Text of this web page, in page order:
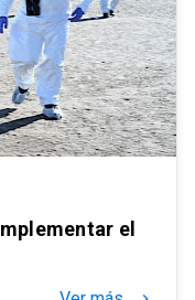
el